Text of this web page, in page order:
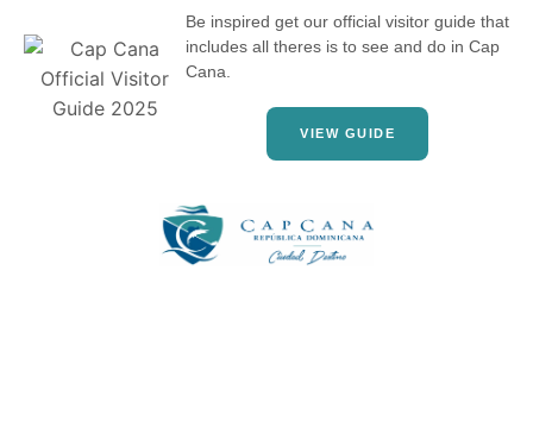
Be inspired get our official visitor guide that
includes all theres is to see and do in Cap
Cana.
VIEW GUIDE